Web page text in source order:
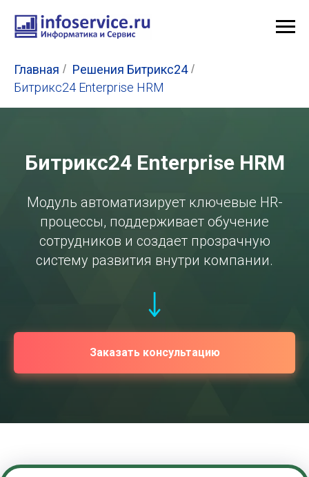
Главная / Решения Битрикс24 /
Битрикс24 Enterprise HRM
Битрикс24 Enterprise HRM
Модуль автоматизирует ключевые HR-
процессы, поддерживает обучение
сотрудников и создает прозрачную
систему развития внутри компании.
Заказать консультацию